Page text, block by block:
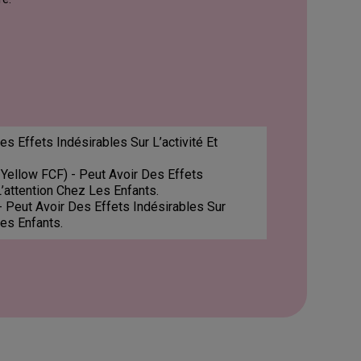
Effets Indésirables Sur L’activité Et
FCF) - Peut Avoir Des Effets
Chez Les Enfants.
Peut Avoir Des Effets Indésirables Sur
Enfants.